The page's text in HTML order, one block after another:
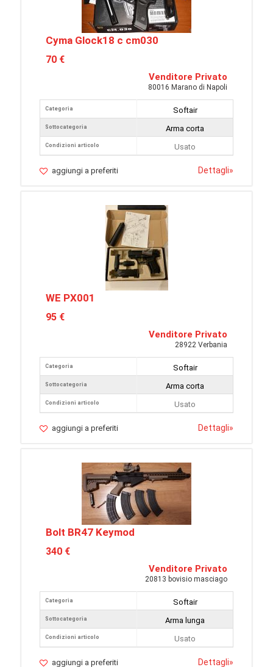
Cyma Glock18 c cm030
70 €
Venditore Privato
80016 Marano di Napoli
Categoria
Sottocategoria
Condizioni articolo
Softair
Arma corta
Usato
aggiungi a preferiti Dettagli»
WE PX001
95 €
Venditore Privato
28922 Verbania
Categoria
Sottocategoria
Condizioni articolo
Softair
Arma corta
Usato
aggiungi a preferiti Dettagli»
Bolt BR47 Keymod
340 €
Venditore Privato
20813 bovisio masciago
Categoria
Sottocategoria
Condizioni articolo
Softair
Arma lunga
Usato
aggiungi a preferiti Dettagli»